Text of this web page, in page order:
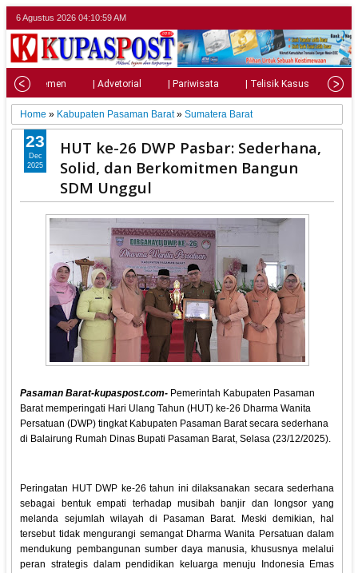
6 Agustus 2026 04:11:01 AM
| Parlemen | Advetorial | Pariwisata | Telisik Kasus |
Home » Kabupaten Pasaman Barat»Sumatera Barat
HUT ke-26 DWP Pasbar: Sederhana,
Solid, dan Berkomitmen Bangun
SDM Unggul
Pasaman Barat-kupaspost.com- Pemerintah Kabupaten Pasaman
Barat memperingati Hari Ulang Tahun (HUT) ke-26 Dharma Wanita
Persatuan (DWP) tingkat Kabupaten Pasaman Barat secara sederhana
di Balairung Rumah Dinas Bupati Pasaman Barat, Selasa (23/12/2025).
Peringatan HUT DWP ke-26 tahun ini dilaksanakan secara sederhana
sebagai bentuk empati terhadap musibah banjir dan longsor yang
melanda sejumlah wilayah di Pasaman Barat. Meski demikian, hal
tersebut tidak mengurangi semangat Dharma Wanita Persatuan dalam
mendukung pembangunan sumber daya manusia, khususnya melalui
peran strategis dalam pendidikan keluarga menuju Indonesia Emas
23
Dec
2025